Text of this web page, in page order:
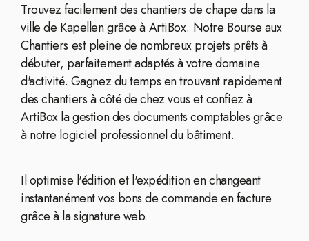
Trouvez facilement des chantiers de chape dans la
ville de Kapellen grâce à ArtiBox. Notre Bourse aux
Chantiers est pleine de nombreux projets prêts à
débuter, parfaitement adaptés à votre domaine
d'activité. Gagnez du temps en trouvant rapidement
des chantiers à côté de chez vous et confiez à
ArtiBox la gestion des documents comptables grâce
à notre logiciel professionnel du bâtiment.
Il optimise l'édition et l'expédition en changeant
instantanément vos bons de commande en facture
grâce à la signature web.